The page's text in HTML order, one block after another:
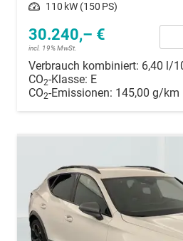
Leistung 110 kW (150 PS)
30.240,– €
incl. 19% MwSt.
Verbrauch kombiniert: 6,40 l/
CO2-Klasse: E
CO2-Emissionen: 145,00 g/km